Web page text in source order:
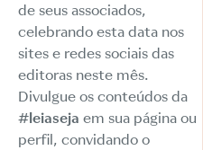
de seus associados,
celebrando esta data nos
sites e redes sociais das
editoras neste mês.
Divulgue os conteúdos da
#leiaseja em sua página ou
perfil, convidando o